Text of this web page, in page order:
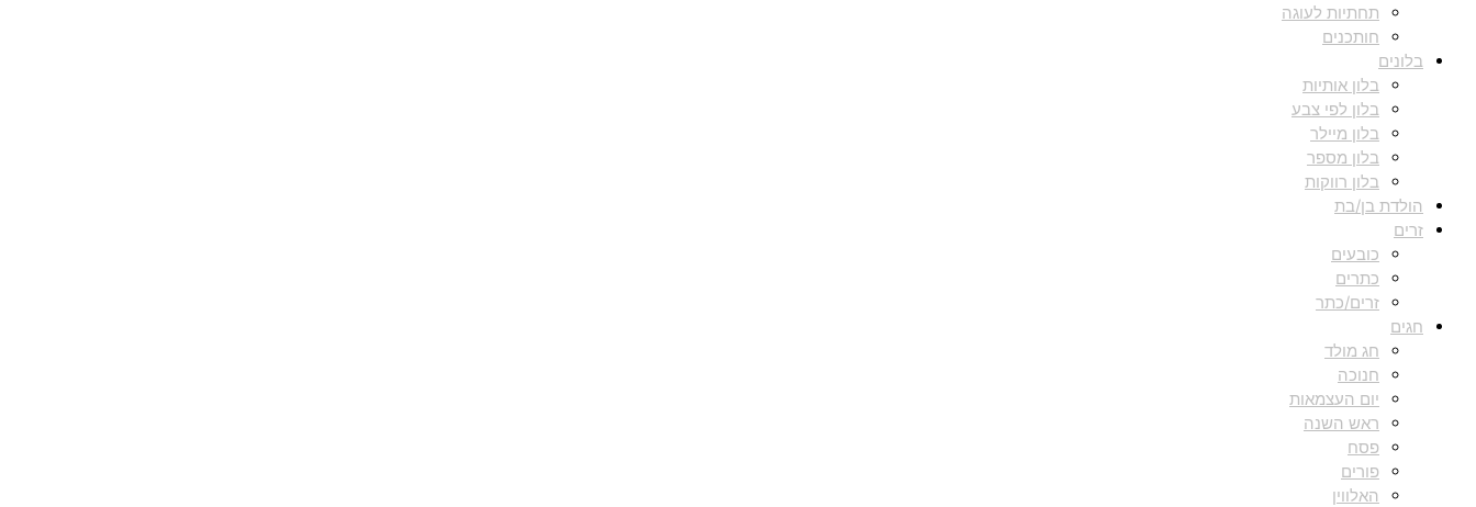
תחתיות לעוגה
חותכנים
בלונים
בלון אותיות
בלון לפי צבע
בלון מיילר
בלון מספר
בלון רווקות
הולדת בן/בת
זרים
כובעים
כתרים
זרים/כתר
חגים
חג מולד
חנוכה
יום העצמאות
ראש השנה
פסח
פורים
האלווין